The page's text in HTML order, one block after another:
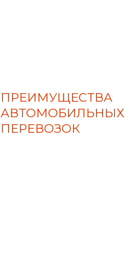
ПРЕИМУЩЕСТВА
АВТОМОБИЛЬНЫХ
ПЕРЕВОЗОК